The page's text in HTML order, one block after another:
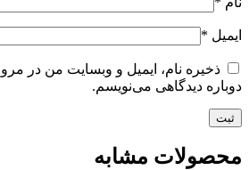
ایمیل *
ذخیره نام، ایمیل و وبسایت من در
دوباره دیدگاهی می‌نویسم.
محصولات مشابه